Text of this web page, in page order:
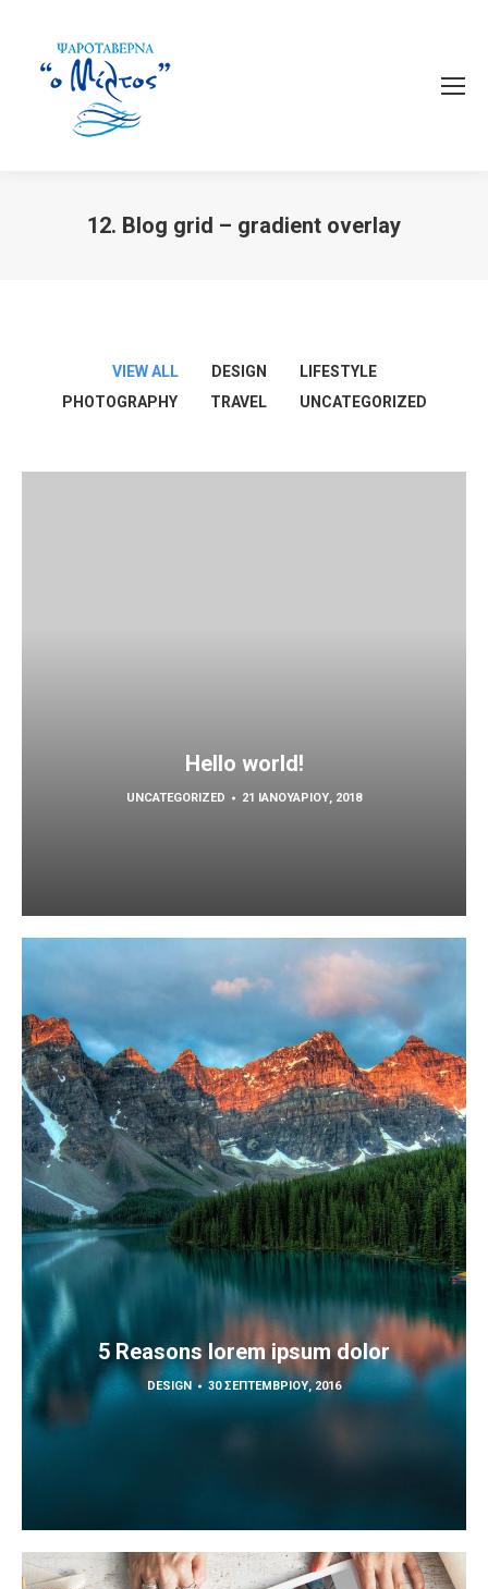
12. Blog grid – gradient overlay
VIEW ALL DESIGN
LIFESTYLE
PHOTOGRAPHY
TRAVEL UNCATEGORIZED
Hello world!
UNCATEGORIZED 21 ΙΑΝΟΥΑΡΊΟΥ, 2018
5 Reasons lorem ipsum dolor
DESIGN 30 ΣΕΠΤΕΜΒΡΊΟΥ, 2016